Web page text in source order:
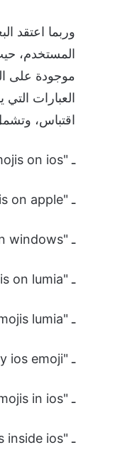
وربما اعتقد
المستخدم،
موجودة على
العبارات
اقتباس،
ـ "how many emojis on ios" أو كم عدد الرموز التعبيرية على آي أو آس.
ـ "how many emojis on apple" أو كم عدد الرموز التعبيرية على آبل.
ـ "how many emojis on windows" أو كم عدد الرموز التعبيرية على ويندوز.
ـ "how many emojis on lumia" أو كم عدد الرموز التعبيرية على هاتف لوميا.
ـ "how many emojis lumia" أو كم عدد الرموز التعبيرية على لوميا.
ـ "how many ios emoji" أو كم عدد الرموز التعبيرية على نظام تشغيل آبل.
ـ "how many emojis in ios" أو كم عدد الرموز التعبيرية في iOS.
ـ "how many emojis inside ios" أو كم عدد الرموز التعبيرية داخل iOS.